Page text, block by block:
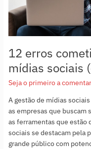
12 erros
mídias sociais
Seja o primeiro a
A gestão de mídias
as empresas que buscam
as ferramentas que estão
sociais se destacam pela
grande público com
como
evitá-
los)